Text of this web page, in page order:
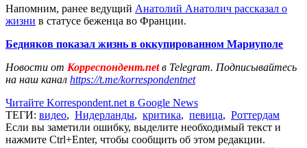
Напомним, ранее ведущий Анатолий Анатолич рассказал о
жизни в статусе беженца во Франции.
Бедняков показал жизнь в оккупированном Мариуполе
Новости от Корреспондент.netв Telegram. Подписывайтесь
на наш канал https://t.me/korrespondentnet
Читайте Korrespondent.net в Google News
ТЕГИ: видео, Нидерланды, критика, певица, Роттердам
Если вы заметили ошибку, выделите необходимый текст и
нажмите Ctrl+Enter, чтобы сообщить об этом редакции.